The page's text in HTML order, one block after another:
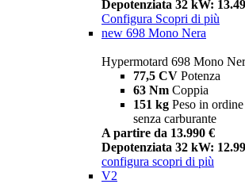
Depotenziata 32 kW:
Configura Scopri di più
new 698 Mono Nera
Hypermotard 698 Mono
77,5 CV Potenza
63 Nm Coppia
151 kg Peso in
senza carburante
A partire da 13.990 €
Depotenziata 32 kW:
configura scopri di più
V2